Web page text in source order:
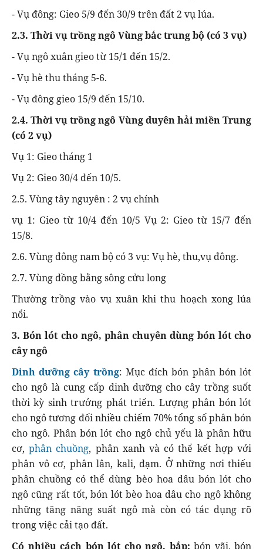
- Vụ đông: Gieo 5/9 đến 30/9 trên đất 2 vụ lúa.
2.3. Thời vụ trồng ngô Vùng bắc trung bộ (có 3 vụ)
- Vụ ngô xuân gieo từ 15/1 đến 15/2.
- Vụ hè thu tháng 5-6.
- Vụ đông gieo 15/9 đến 15/10.
2.4. Thời vụ trồng ngô Vùng duyên hải miền Trung
(có 2 vụ)
Vụ 1: Gieo tháng 1
Vụ 2: Gieo 30/4 đến 10/5.
2.5. Vùng tây nguyên : 2 vụ chính
vụ 1: Gieo từ 10/4 đến 10/5 Vụ 2: Gieo từ 15/7 đến
15/8.
2.6. Vùng đông nam bộ có 3 vụ: Vụ hè, thu,vụ đông.
2.7. Vùng đồng bằng sông cửu long
Thường trồng vào vụ xuân khi thu hoạch xong lúa
nổi.
3. Bón lót cho ngô, phân chuyên dùng bón lót cho
cây ngô
Dinh dưỡng cây trồng: Mục đích bón phân bón lót
cho ngô là cung cấp dinh dưỡng cho cây trồng suốt
thời kỳ sinh trưởng phát triển. Lượng phân bón lót
cho ngô tương đối nhiều chiếm 70% tổng số phân bón
cho ngô. Phân bón lót cho ngô chủ yếu là phân hữu
cơ,phân chuồng, phân xanh và có thể kết hợp với
phân vô cơ, phân lân, kali, đạm. Ở những nơi thiếu
phân chuồng có thể dùng bèo hoa dâu bón lót cho
ngô cũng rất tốt, bón lót bèo hoa dâu cho ngô không
những tăng năng suất ngô mà còn có tác dụng rõ
trong việc cải tạo đất.
Có nhiều cách bón lót cho ngô, bắp: bón vãi, bón